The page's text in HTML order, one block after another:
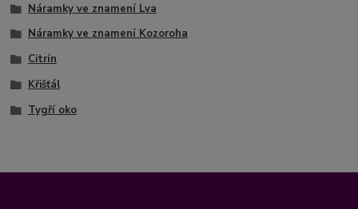
Náramky ve znamení Lva
Náramky ve znamení Kozoroha
Citrín
Křišťál
Tygří oko